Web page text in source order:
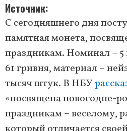
Источник
С сегодняшнего дня
памятная монета,
праздникам. Номинал – 5
61 гривня, материал –
тысяч штук. В НБУ
«посвящена новогодне-
праздникам – веселому,